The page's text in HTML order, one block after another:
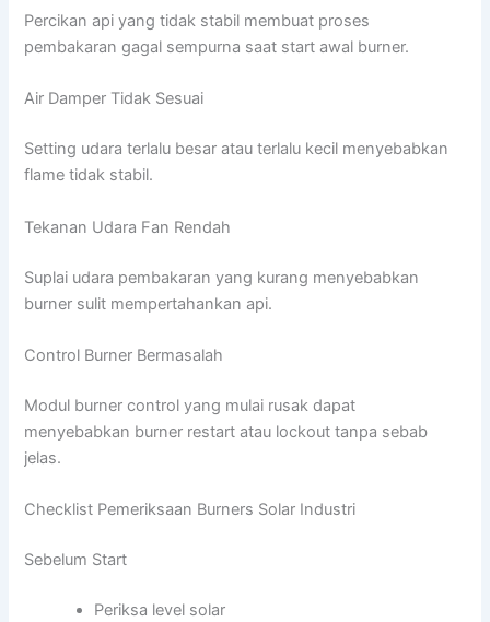
Percikan api yang tidak stabil membuat proses
pembakaran gagal sempurna saat start awal burner.
Air Damper Tidak Sesuai
Setting udara terlalu besar atau terlalu kecil menyebabkan
flame tidak stabil.
Tekanan Udara Fan Rendah
Suplai udara pembakaran yang kurang menyebabkan
burner sulit mempertahankan api.
Control Burner Bermasalah
Modul burner control yang mulai rusak dapat
menyebabkan burner restart atau lockout tanpa sebab
jelas.
Checklist Pemeriksaan Burners Solar Industri
Sebelum Start
Periksa level solar